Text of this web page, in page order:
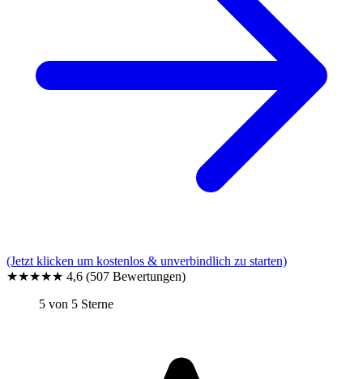
(Jetzt klicken um kostenlos & unverbindlich zu starten)
★★★★★ 4,6 (507 Bewertungen)
5 von 5 Sterne